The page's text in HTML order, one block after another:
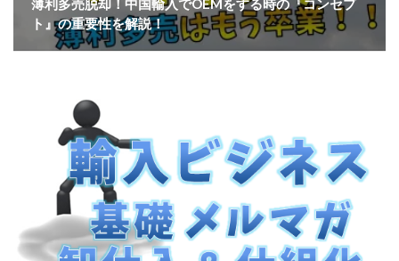
薄利多売脱却！中国輸入でOEMをする時の『コンセプ
ト』の重要性を解説！